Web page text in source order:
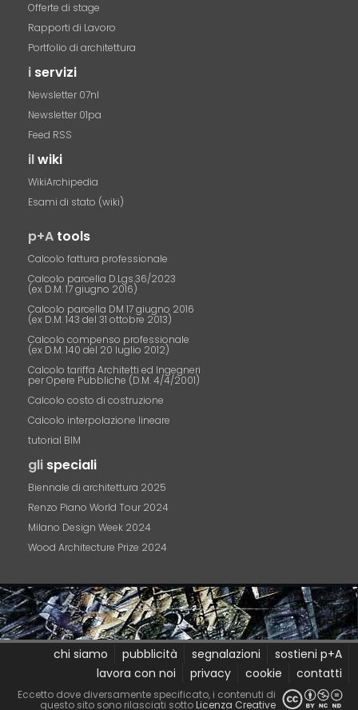
Offerte di stage
Rapporti di Lavoro
Portfolio di architettura
i servizi
Newsletter 07nl
Newsletter 01pa
Feed RSS
ilwiki
WikiArchipedia
Esami di stato (wiki)
p+A tools
Calcolo fattura professionale
Calcolo parcella D.Lgs.36/2023
(ex D.M. 17 giugno 2016)
Calcolo parcella DM 17 giugno 2016
(ex D.M. 143 del 31 ottobre 2013)
Calcolo compenso professionale
(ex D.M. 140 del 20 luglio 2012)
Calcolo tariffa Architetti ed Ingegneri
per Opere Pubbliche (D.M. 4/4/2001)
Calcolo costo di costruzione
Calcolo interpolazione lineare
tutorial BIM
gli speciali
Biennale di architettura 2025
Renzo Piano World Tour 2024
Milano Design Week 2024
Wood Architecture Prize 2024
chi siamo pubblicità segnalazioni
sostieni p+A
lavora con noi
privacy cookie contatti
Eccetto dove diversamente specificato, i contenuti di
questo sito sono rilasciati sottoLicenza Creative